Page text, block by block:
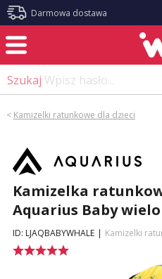
Darmowa dostawa
Szukaj Wpisz hasło...
< Kamizelki ratunkowe dla dzieci
Kamizelka
Aquarius Baby
ID: LJAQBABYWHALE | Kamizelki
?>